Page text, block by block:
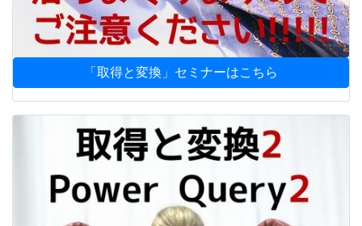
「取得と変換」セミナーはこちら